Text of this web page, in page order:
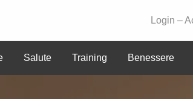
ANNUNCI
ANNUNCIO
Login –
Salute Training Benessere